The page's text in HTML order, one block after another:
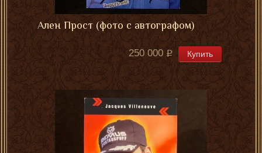
Ален Прост (фото с автографом)
250 000 Купить